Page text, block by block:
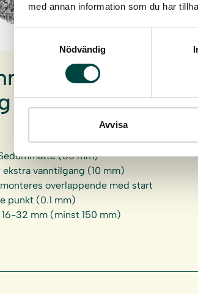
med annan information som du har
Nödvändig
Avvisa
i
(30 mm)
ekstra vanntilgang (10 mm)
monteres overlappende med start
punkt (0.1 mm)
16-32 mm (minst 150 mm)